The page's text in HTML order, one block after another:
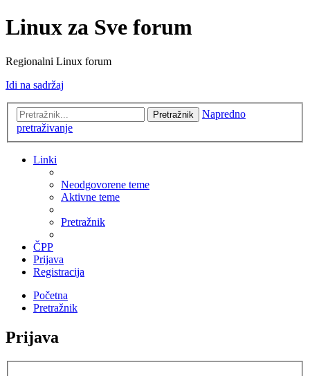
Linux za Sve forum
Regionalni Linux forum
Idi na sadržaj
Pretražnik
Napredno
pretraživanje
Linki
Neodgovorene teme
Aktivne teme
Pretražnik
ČPP
Prijava
Registracija
Početna
Pretražnik
Prijava